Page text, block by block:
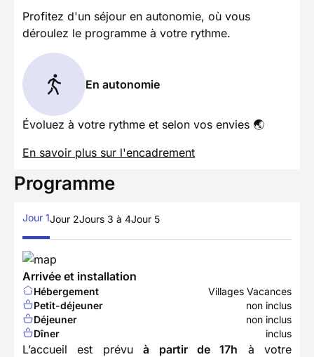
Profitez d'un séjour en autonomie, où vous
déroulez le programme à votre rythme.
En autonomie
Évoluez à votre rythme et selon vos envies 🌏
En savoir plus sur l'encadrement
Programme
Jour 1Jour 2Jours 3 à 4Jour 5
Arrivée et installation
Hébergement
Villages Vacances
Petit-déjeuner
non inclus
Déjeuner
non inclus
Dîner
inclus
L’accueil est prévuà partir de 17h à votre